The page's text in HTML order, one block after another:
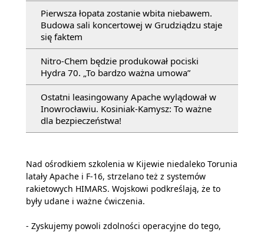
Pierwsza łopata zostanie wbita niebawem.
Budowa sali koncertowej w Grudziądzu staje
się faktem
Nitro-Chem będzie produkował pociski
Hydra 70. „To bardzo ważna umowa”
Ostatni leasingowany Apache wylądował w
Inowrocławiu. Kosiniak-Kamysz: To ważne
dla bezpieczeństwa!
Nad ośrodkiem szkolenia w Kijewie niedaleko Torunia
latały Apache i F-16, strzelano też z systemów
rakietowych HIMARS. Wojskowi podkreślają, że to
były udane i ważne ćwiczenia.
- Zyskujemy powoli zdolności operacyjne do tego,